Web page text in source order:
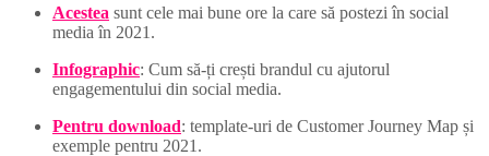
Acestea sunt cele mai bune ore la care să postezi în social
media în 2021.
Infographic: Cum să-ți crești brandul cu ajutorul
engagementului din social media.
Pentru download: template-uri de Customer Journey Map și
exemple pentru 2021.